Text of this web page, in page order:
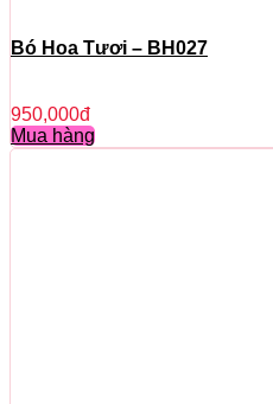
Bó Hoa Tươi – BH027
950,000đ
Mua hàng